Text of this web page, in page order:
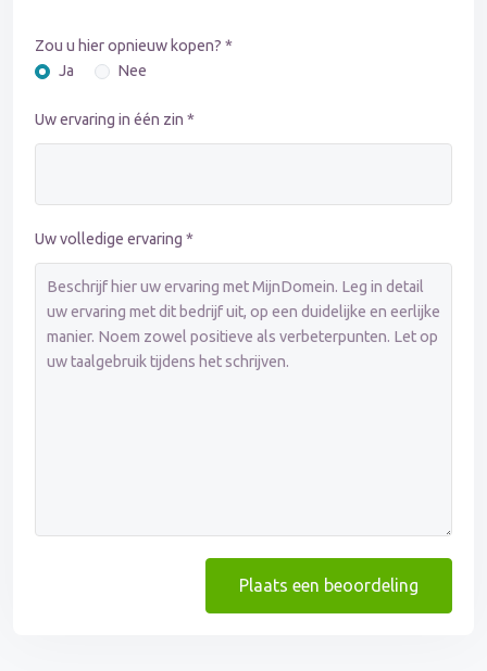
Zou u hier opnieuw kopen? *
Ja
Nee
Uw ervaring in één zin *
Uw volledige ervaring *
Plaats een beoordeling